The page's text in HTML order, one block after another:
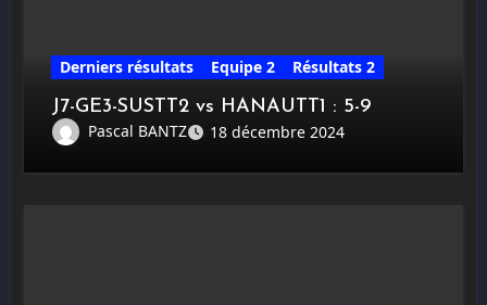
Derniers résultats Equipe 2
Résultats 2
J7-GE3-SUSTT2 vs HANAUTT1 : 5-9
Pascal BANTZ
18 décembre 2024